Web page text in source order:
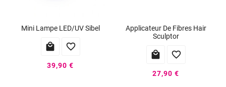
Mini Lampe LED/UV Sibel
 
39,90 €
Applicateur De Fibres Hair
Sculptor
 
27,90 €